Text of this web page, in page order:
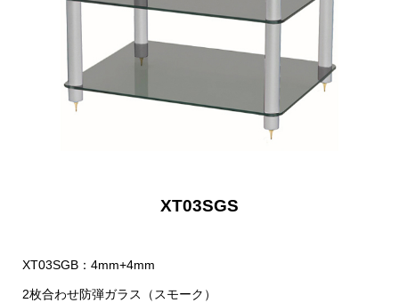
XT03SGS
XT03SGB：4mm+4mm
2枚合わせ防弾ガラス（スモーク）